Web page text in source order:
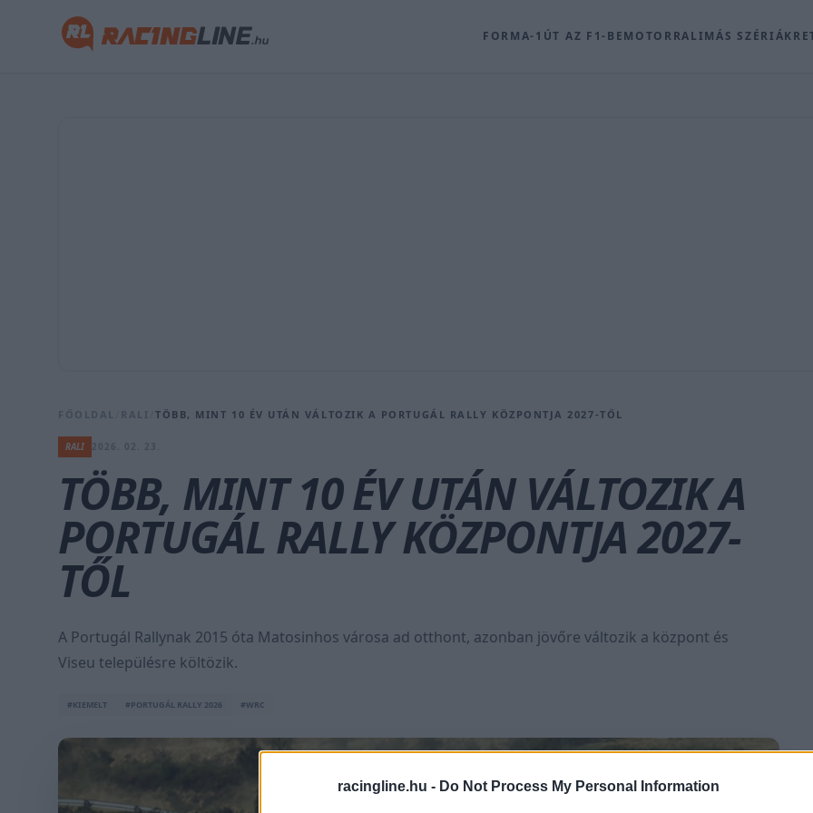
racingline.hu - Do Not Process My Personal Information
FORMA-1 ÚT AZ F1-BEMOTORRALIMÁS SZÉRIÁK
FŐOLDAL RALI /TÖBB, MINT 10 ÉV UTÁN VÁLTOZIK A PORTUGÁL RALLY KÖZPONTJA 2027-TŐL
RALI
TÖBB, MINT 10 ÉV UTÁN VÁLTOZIK A
PORTUGÁL RALLY KÖZPONTJA 2027-
TŐL
A Portugál Rallynak 2015 óta Matosinhos városa ad otthont, azonban jövőre változik a központ és
Viseu településre költözik.
#KIEMELT #PORTUGÁL RALLY 2026 #WRC